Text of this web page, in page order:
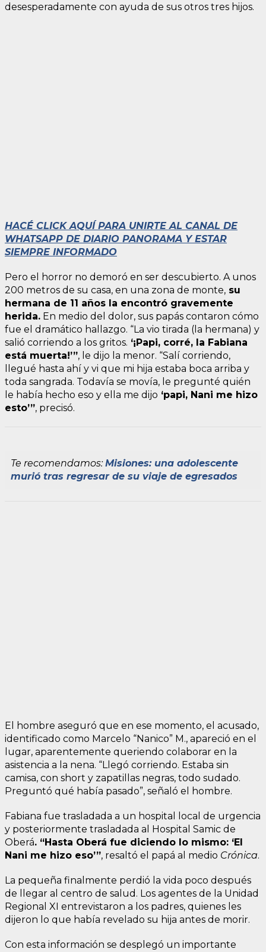
desesperadamente con ayuda de sus otros tres hijos.
HACÉ CLICK AQUÍ PARA UNIRTE AL CANAL DE
WHATSAPP DE DIARIO PANORAMA Y ESTAR
SIEMPRE INFORMADO
Pero el horror no demoró en ser descubierto. A unos
200 metros de su casa, en una zona de monte, su
hermana de 11 años la encontró gravemente
herida. En medio del dolor, sus papás contaron cómo
fue el dramático hallazgo. “La vio tirada (la hermana) y
salió corriendo a los gritos. ‘¡Papi, corré, la Fabiana
está muerta!’”, le dijo la menor. “Salí corriendo,
llegué hasta ahí y vi que mi hija estaba boca arriba y
toda sangrada. Todavía se movía, le pregunté quién
le había hecho eso y ella me dijo ‘papi, Nani me hizo
esto’”, precisó.
Te recomendamos:Misiones: una adolescente
murió tras regresar de su viaje de egresados
El hombre aseguró que en ese momento, el acusado,
identificado como Marcelo “Nanico” M., apareció en el
lugar, aparentemente queriendo colaborar en la
asistencia a la nena. “Llegó corriendo. Estaba sin
camisa, con short y zapatillas negras, todo sudado.
Preguntó qué había pasado”, señaló el hombre.
Fabiana fue trasladada a un hospital local de urgencia
y posteriormente trasladada al Hospital Samic de
Oberá. “Hasta Oberá fue diciendo lo mismo: ‘El
Nani me hizo eso’”, resaltó el papá al medio Crónica.
La pequeña finalmente perdió la vida poco después
de llegar al centro de salud. Los agentes de la Unidad
Regional XI entrevistaron a los padres, quienes les
dijeron lo que había revelado su hija antes de morir.
Con esta información se desplegó un importante